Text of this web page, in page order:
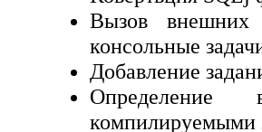
Вызов
консольные
Добавление
Определение
компилируемыми